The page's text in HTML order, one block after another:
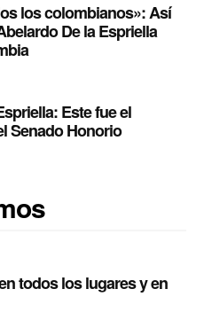
los colombianos»: Así
De la Espriella
Este fue el
Senado Honorio
todos los lugares y en